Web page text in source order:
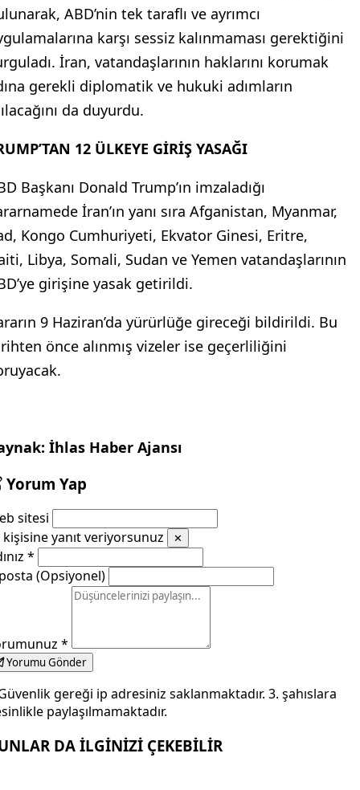
ABD’nin tek taraflı ve ayrımcı
karşı sessiz kalınmaması gerektiğini
İran, vatandaşlarının haklarını korumak
gerekli diplomatik ve hukuki adımların
da duyurdu.
12 ÜLKEYE GİRİŞ YASAĞI
Başkanı Donald Trump’ın imzaladığı
İran’ın yanı sıra Afganistan, Myanmar,
Kongo Cumhuriyeti, Ekvator Ginesi, Eritre,
Libya, Somali, Sudan ve Yemen vatandaşlarının
girişine yasak getirildi.
9 Haziran’da yürürlüğe gireceği bildirildi. Bu
önce alınmış vizeler ise geçerliliğini
İhlas Haber Ajansı
Yorum Yap
sitesi
kişisine yanıt veriyorsunuz
✕
*
(Opsiyonel)
*
Yorumu Gönder
gereği ip adresiniz saklanmaktadır. 3. şahıslara
paylaşılmamaktadır.
DA İLGİNİZİ ÇEKEBİLİR